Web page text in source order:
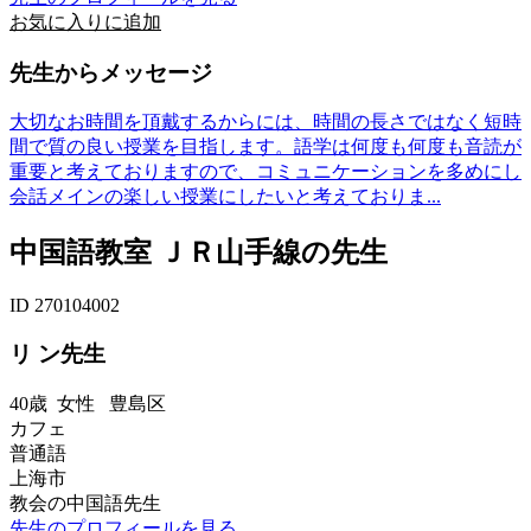
お気に入りに追加
先生からメッセージ
大切なお時間を頂戴するからには、時間の長さではなく短時
間で質の良い授業を目指します。語学は何度も何度も音読が
重要と考えておりますので、コミュニケーションを多めにし
会話メインの楽しい授業にしたいと考えておりま...
中国語教室 ＪＲ山手線の先生
ID 270104002
リ ン先生
40歳 女性 豊島区
カフェ
普通語
上海市
教会の中国語先生